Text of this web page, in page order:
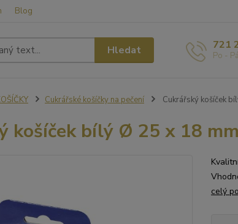
Blog
Hledat 721
Po -
Cukrářské košíčky na pečení Cukrářský košíček
košíček bílý Ø 25 x 18
celý